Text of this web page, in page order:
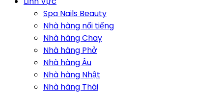
Spa Nails Beauty
Nhà hàng nổi tiếng
Nhà hàng Chay
Nhà hàng Phở
Nhà hàng Âu
Nhà hàng Nhật
Nhà hàng Thái